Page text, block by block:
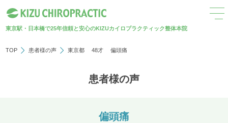
東京駅・日本橋で25年信頼と安心のKIZUカイロプラクティック整体本院
TOP 患者様の声 東京都 48才 偏頭痛
患者様の声
偏頭痛